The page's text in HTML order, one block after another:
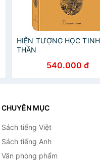
HIỆN TƯỢNG HỌC TINH
THẦN
540.000 đ
CHUYÊN MỤC
Sách tiếng Việt
Sách tiếng Anh
Văn phòng phẩm